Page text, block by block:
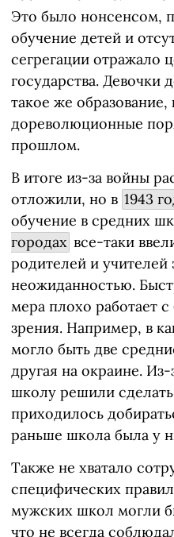
Это было нонсенсом,
обучение детей и
сегрегации отражало
государства. Девочки
такое же образование,
дореволюционные
прошлом.
В итоге из-за войны
отложили, но в 1943
обучение в средних
городах все-таки
родителей и учителей
неожиданностью.
мера плохо работает
зрения. Например, в
могло быть две
другая на окраине.
школу решили
приходилось
раньше школа была у
Также не хватало
специфических
мужских школ могли
что не всегда